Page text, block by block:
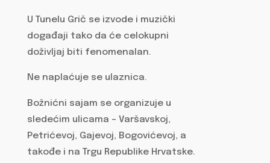
U Tunelu Grič se izvode i muzički
događaji tako da će celokupni
doživljaj biti fenomenalan.
Ne naplaćuje se ulaznica.
Božnićni sajam se organizuje u
sledećim ulicama – Varšavskoj,
Petrićevoj, Gajevoj, Bogovićevoj, a
takođe i na Trgu Republike Hrvatske.